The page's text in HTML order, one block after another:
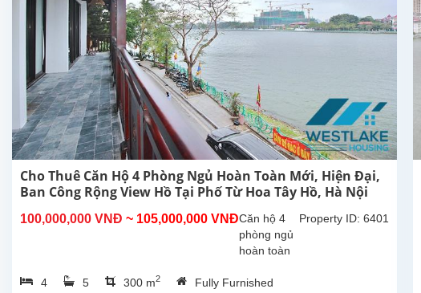
Cho Thuê Căn Hộ 4 Phòng Ngủ Hoàn Toàn Mới, Hiện Đại,
Ban Công Rộng View Hồ Tại Phố Từ Hoa Tây Hồ, Hà Nội
100,000,000 VNĐ ~ 105,000,000 VNĐ Property ID: 6401
Căn hộ 4
phòng ngủ
hoàn toàn
đẹp hiên
4 5 300 m2 Fully Furnished